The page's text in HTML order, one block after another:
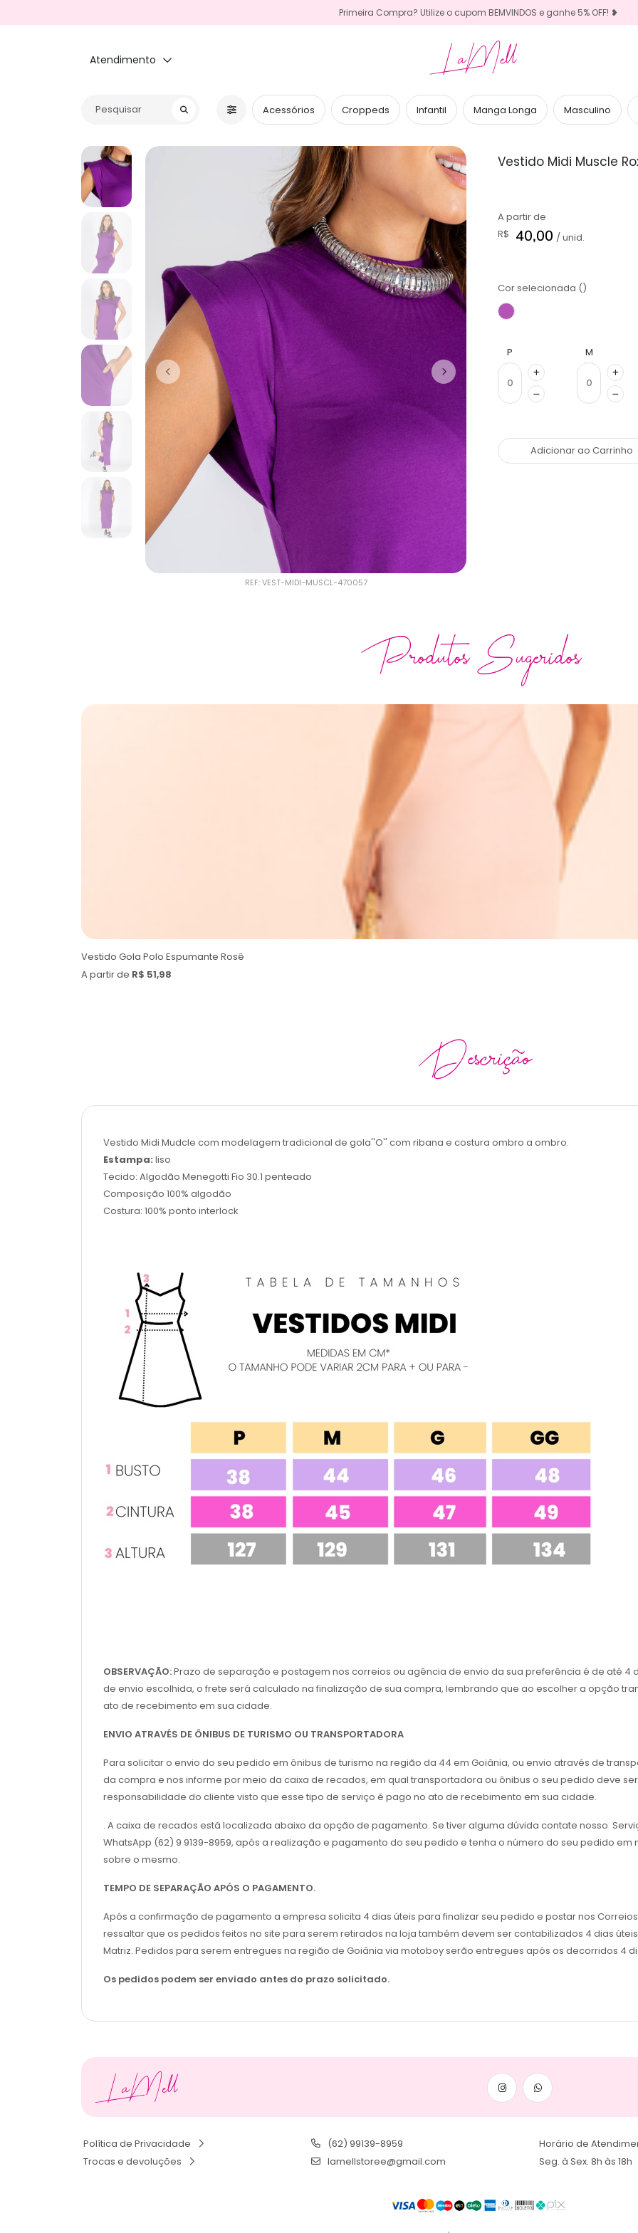
Primeira Compra? Utilize o cupom BEMVINDOS e ganhe 5% OFF! ❥
Atendimento LaMell
Acessórios Croppeds Infantil Manga Longa Masculino
REF: VEST-MIDI-MUSCL-470057
Vestido Midi Muscle
A partir de
R$ 40,00 / unid.
Cor selecionada ()
P M
Adicionar ao Carrinho
Produtos Sugeridos
Vestido Gola Polo Espumante Rosê
A partir de R$ 51,98
Descrição
Vestido Midi Mudcle com modelagem tradicional de gola''O'' com ribana e costura ombro a ombro.
Estampa: liso
Tecido: Algodão Menegotti Fio 30.1 penteado
Composição 100% algodão
Costura: 100% ponto interlock
OBSERVAÇÃO:Prazo de separação e postagem nos correios ou agência de envio da sua preferência é de até 4
de envio escolhida, o frete será calculado na finalização de sua compra, lembrando que ao escolher a opção
ato de recebimento em sua cidade.
ENVIO ATRAVÉS DE ÔNIBUS DE TURISMO OU TRANSPORTADORA
Para solicitar o envio do seu pedido em ônibus de turismo na região da 44 em Goiânia, ou envio através de
da compra e nos informe por meio da caixa de recados, em qual transportadora ou ônibus o seu pedido deve
responsabilidade do cliente visto que esse tipo de serviço é pago no ato de recebimento em sua cidade.
. A caixa de recados está localizada abaixo da opção de pagamento. Se tiver alguma dúvida contate nosso
WhatsApp (62) 9 9139-8959, após a realização e pagamento do seu pedido e tenha o número do seu pedido
sobre o mesmo.
TEMPO DE SEPARAÇÃO APÓS O PAGAMENTO.
Após a confirmação de pagamento a empresa solicita 4 dias úteis para finalizar seu pedido e postar nos
ressaltar que os pedidos feitos no site para serem retirados na loja também devem ser contabilizados 4 dias
Matriz. Pedidos para serem entregues na região de Goiânia via motoboy serão entregues após os decorridos 4
Os pedidos podem ser enviado antes do prazo solicitado.
LaMell
Política de Privacidade
Trocas e devoluções
(62) 99139-8959
lamellstoree@gmail.com
Horário de
Seg. à Sex. 8h às 18h